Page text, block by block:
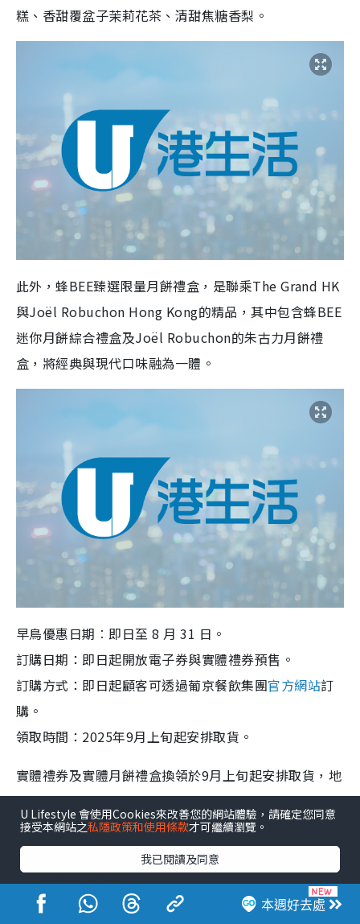
糕、香甜覆盆子茉莉花茶、清甜焦糖香梨。
此外，蜂BEE臻選限量月餅禮盒，是聯乘The Grand HK
與Joël Robuchon Hong Kong的精品，其中包含蜂BEE
迷你月餅綜合禮盒及Joël Robuchon的朱古力月餅禮
盒，將經典與現代口味融為一體。
早鳥優惠日期︰即日至 8 月 31 日。
訂購日期： 即日起開放電子券與實體禮券預售。
訂購方式： 即日起顧客可透過葡京餐飲集團官方網站訂
購。
領取時間：2025年9月上旬起安排取貨。
實體禮券及實體月餅禮盒換領於9月上旬起安排取貨，地
點如下︰
自助山（香港）
(只限換領蜂BEE
本週好去處
U Lifestyle 會使用Cookies來改善您的網站體驗，請確定您同意
接受本網站之私隱政策和使用條款才可繼續瀏覽。
我已閱讀及同意